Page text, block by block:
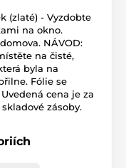
(zlaté) - Vyzdobte
na okno.
NÁVOD:
na čisté,
byla na
Fólie se
cena je za
zásoby.